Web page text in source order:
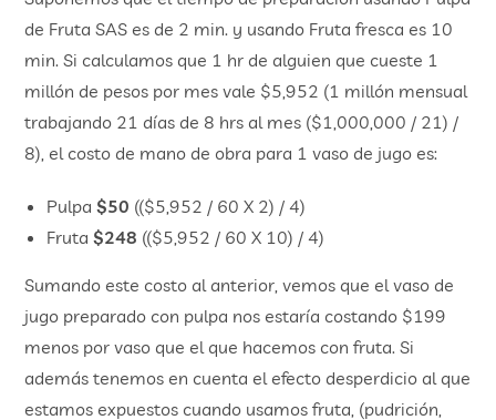
de Fruta SAS es de 2 min. y usando Fruta fresca es 10
min. Si calculamos que 1 hr de alguien que cueste 1
millón de pesos por mes vale $5,952 (1 millón mensual
trabajando 21 días de 8 hrs al mes ($1,000,000 / 21) /
8), el costo de mano de obra para 1 vaso de jugo es:
Pulpa$50 (($5,952 / 60 X 2) / 4)
Fruta$248 (($5,952 / 60 X 10) / 4)
Sumando este costo al anterior, vemos que el vaso de
jugo preparado con pulpa nos estaría costando $199
menos por vaso que el que hacemos con fruta. Si
además tenemos en cuenta el efecto desperdicio al que
estamos expuestos cuando usamos fruta, (pudrición,